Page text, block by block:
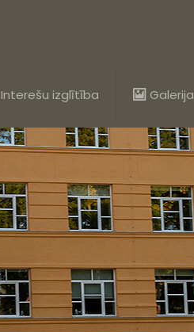
Interešu izglītība Galerija